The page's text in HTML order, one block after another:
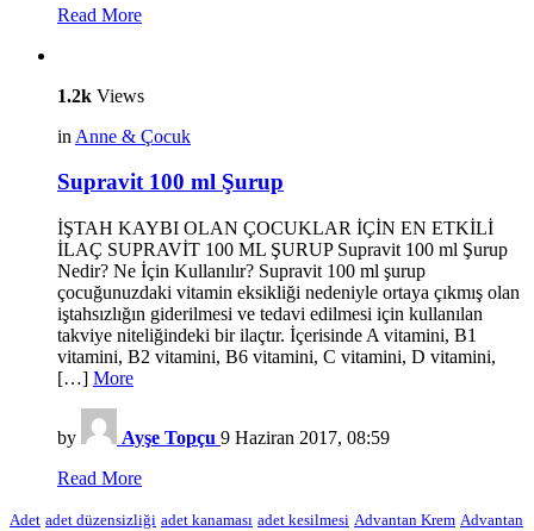
Read More
1.2k Views
in Anne & Çocuk
Supravit 100 ml Şurup
İŞTAH KAYBI OLAN ÇOCUKLAR İÇİN EN ETKİLİ
İLAÇ SUPRAVİT 100 ML ŞURUP Supravit 100 ml Şurup
Nedir? Ne İçin Kullanılır? Supravit 100 ml şurup
çocuğunuzdaki vitamin eksikliği nedeniyle ortaya çıkmış olan
iştahsızlığın giderilmesi ve tedavi edilmesi için kullanılan
takviye niteliğindeki bir ilaçtır. İçerisinde A vitamini, B1
vitamini, B2 vitamini, B6 vitamini, C vitamini, D vitamini,
[…] More
by Ayşe Topçu 9 Haziran 2017, 08:59
Read More
Adet adet düzensizliği adet kanaması adet kesilmesi Advantan Krem Advantan